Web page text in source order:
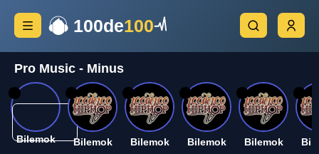
100de100
Pro Music - Minus
Bilemok Bilemok Bilemok Bilemok Bilemok